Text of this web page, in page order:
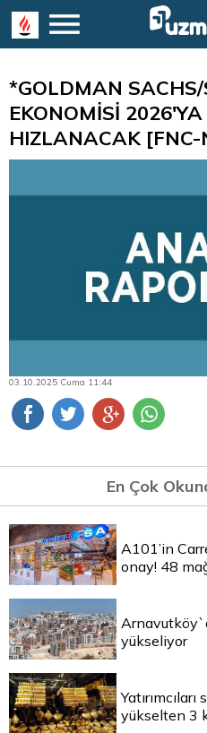
*GOLDMAN
EKONOMİSİ 2026'YA
HIZLANACAK [FNC-
03.10.2025 Cuma 11:44
En Çok
A101’in
onay! 48
yükseliyor
yükselten 3